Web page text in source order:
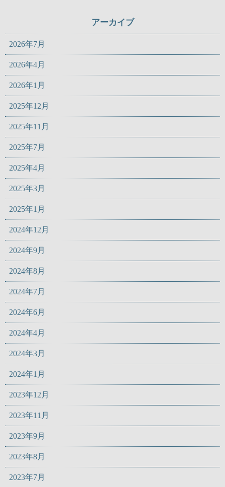
アーカイブ
2026年7月
2026年4月
2026年1月
2025年12月
2025年11月
2025年7月
2025年4月
2025年3月
2025年1月
2024年12月
2024年9月
2024年8月
2024年7月
2024年6月
2024年4月
2024年3月
2024年1月
2023年12月
2023年11月
2023年9月
2023年8月
2023年7月